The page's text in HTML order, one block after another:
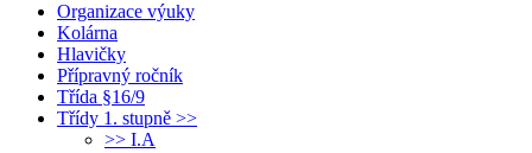
Organizace výuky
Kolárna
Hlavičky
Přípravný ročník
Třída §16/9
Třídy 1. stupně >>
>> I.A